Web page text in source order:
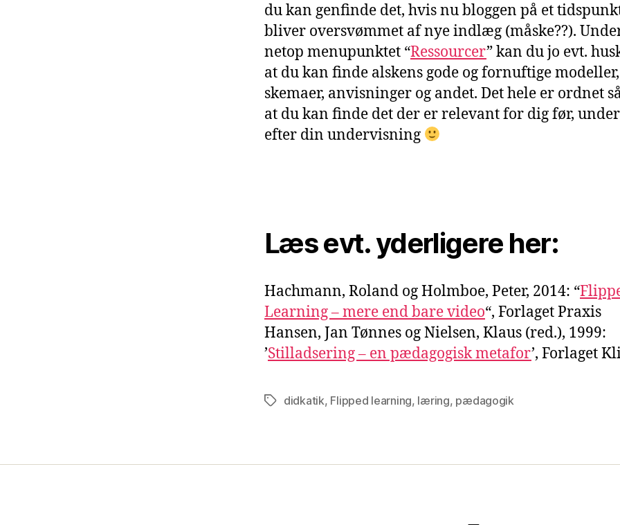
du kan genfinde det, hvis nu bloggen på et
bliver oversvømmet af nye indlæg (måske??).
netop menupunktet “Ressourcer” kan du jo evt.
at du kan finde alskens gode og fornuftige modeller,
skemaer, anvisninger og andet. Det hele er ordnet
at du kan finde det der er relevant for dig før,
efter din undervisning
Læs evt. yderligere her:
Hachmann, Roland og Holmboe, Peter, 2014: “
Learning – mere end bare video“, Forlaget Praxis
Hansen, Jan Tønnes og Nielsen, Klaus (red.), 1999:
’Stilladsering – en pædagogisk metafor’, Forlaget
Tagsdidkatik, Flipped learning, læring, pædagogik